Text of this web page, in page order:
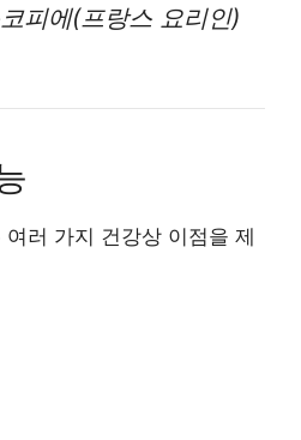
피에(프랑스 요리인)
러 가지 건강상 이점을 제